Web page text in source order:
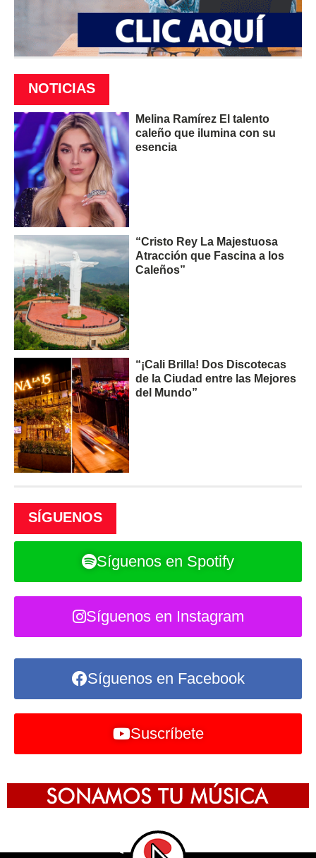
NOTICIAS
Melina Ramírez El talento
caleño que ilumina con su
esencia
“Cristo Rey La Majestuosa
Atracción que Fascina a los
Caleños”
“¡Cali Brilla! Dos Discotecas
de la Ciudad entre las Mejores
del Mundo”
SÍGUENOS
Síguenos en Spotify
Síguenos en Instagram
Síguenos en Facebook
Suscríbete